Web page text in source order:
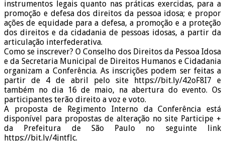
instrumentos legais quanto nas práticas exercidas, para a
promoção e defesa dos direitos da pessoa idosa; e propor
ações de equidade para a defesa, a promoção e a proteção
dos direitos e da cidadania de pessoas idosas, a partir da
articulação interfederativa.
Como se inscrever? O Conselho dos Direitos da Pessoa Idosa
e da Secretaria Municipal de Direitos Humanos e Cidadania
organizam a Conferência. As inscrições podem ser feitas a
partir de 4 de abril pelo site https://bit.ly/42oF8I7 e
também no dia 16 de maio, na abertura do evento. Os
participantes terão direito a voz e voto.
A proposta de Regimento Interno da Conferência está
disponível para propostas de alteração no site Participe +
da Prefeitura de São Paulo no seguinte link
https://bit.ly/4jntfJc.